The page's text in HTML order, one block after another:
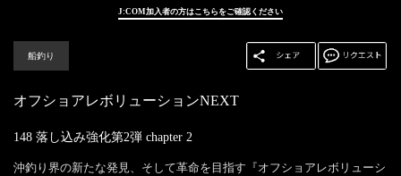
J:COM加入者の方はこちらをご確認ください
船釣り
オフショアレボリューションNEXT
148 落し込み強化第2弾 chapter 2
沖釣り界の新たな発見、そして革命を目指す『オフショアレボリューシ